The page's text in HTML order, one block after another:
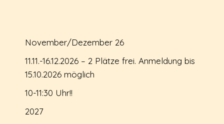
November/Dezember 26
11.11.-16.12.2026 – 2 Plätze frei. Anmeldung bis
15.10.2026 möglich
10-11:30 Uhr!!
2027